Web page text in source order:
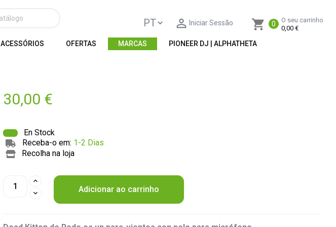
shopping_cart 0
O seu carrinho
0,00 €
 Iniciar Sessão
ACESSÓRIOS OFERTAS MARCAS PIONEER DJ | ALPHATHETA
30,00 €
En Stock
Receba-o em: 1-2 Dias
Recolha na loja
Adicionar ao carrinho